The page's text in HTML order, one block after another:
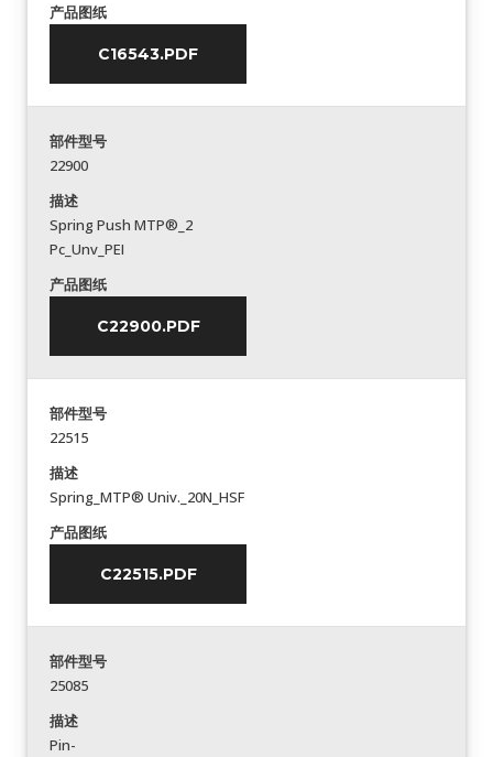
产品图纸
C16543.PDF
部件型号
22900
描述
Spring Push MTP®_2
Pc_Unv_PEI
产品图纸
C22900.PDF
部件型号
22515
描述
Spring_MTP® Univ._20N_HSF
产品图纸
C22515.PDF
部件型号
25085
描述
Pin-